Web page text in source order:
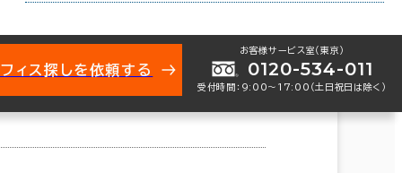
ィス探しを依頼する
お客様サービス室（東京）
0120-534-011
受付時間：9:00〜17:00（土日祝日は除く）